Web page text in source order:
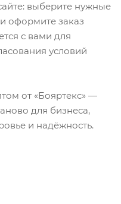
выберите нужные
оформите заказ
с вами для
условий
от «Бояртекс» —
для бизнеса,
и надёжность.